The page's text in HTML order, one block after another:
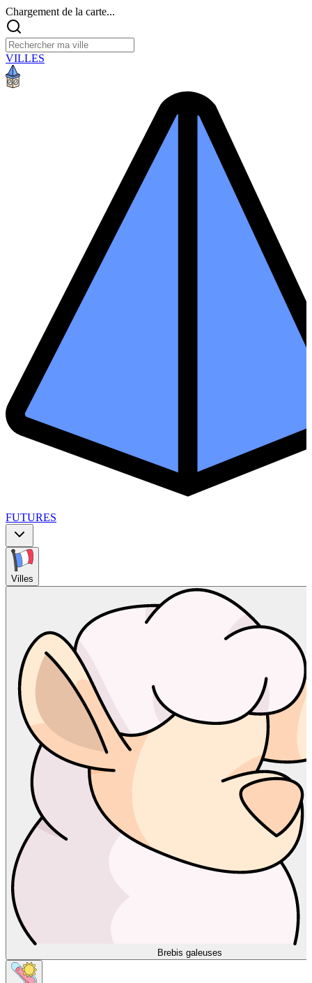
Chargement de la carte...
VILLES
FUTURES
Villes
Brebis galeuses